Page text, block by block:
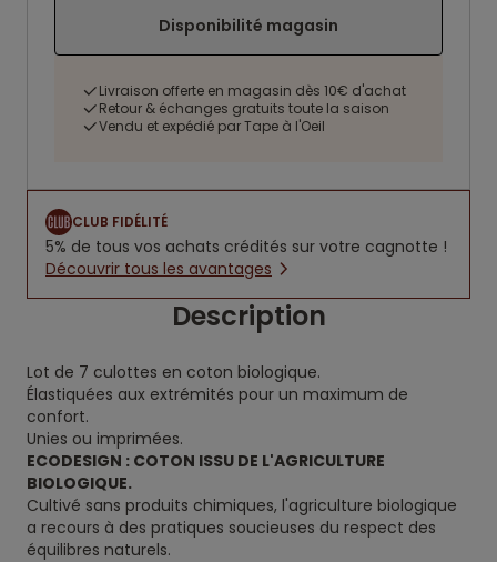
Disponibilité magasin
Livraison offerte en magasin dès 10€ d'achat
Retour & échanges gratuits toute la saison
Vendu et expédié par Tape à l'Oeil
CLUB FIDÉLITÉ
5% de tous vos achats crédités sur votre cagnotte !
Découvrir tous les avantages
Description
Lot de 7 culottes en coton biologique.
Élastiquées aux extrémités pour un maximum de
confort.
Unies ou imprimées.
ECODESIGN : COTON ISSU DE L'AGRICULTURE
BIOLOGIQUE.
Cultivé sans produits chimiques, l'agriculture biologique
a recours à des pratiques soucieuses du respect des
équilibres naturels.